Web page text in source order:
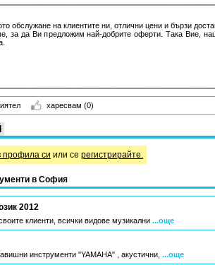
обслужане на клиентите ни, отлични цени и бързи
за да Ви предложим най-добрите оферти. Така Вие,
харесвам (0)
профила си или се регистрирайте.
в София
2012
клиенти, всички видове музикални ...още
инструменти "YAMAHA" , акустични, ...още